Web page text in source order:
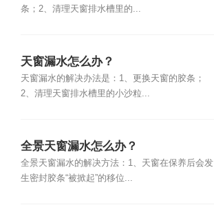
条；2、清理天窗排水槽里的...
天窗漏水怎么办？
天窗漏水的解决办法是：1、更换天窗的胶条；
2、清理天窗排水槽里的小沙粒...
全景天窗漏水怎么办？
全景天窗漏水的解决方法：1、天窗在保养后会发
生密封胶条“被掀起”的移位...